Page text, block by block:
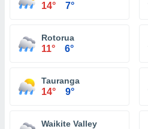
14° 7°
Rotorua
11° 6°
Tauranga
14° 9°
Waikite Valley